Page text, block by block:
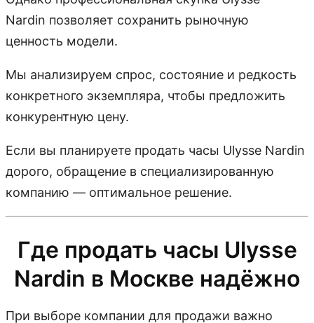
Nardin позволяет сохранить рыночную
ценность модели.
Мы анализируем спрос, состояние и редкость
конкретного экземпляра, чтобы предложить
конкурентную цену.
Если вы планируете продать часы Ulysse Nardin
дорого, обращение в специализированную
компанию — оптимальное решение.
Где продать часы Ulysse
Nardin в Москве надёжно
При выборе компании для продажи важно